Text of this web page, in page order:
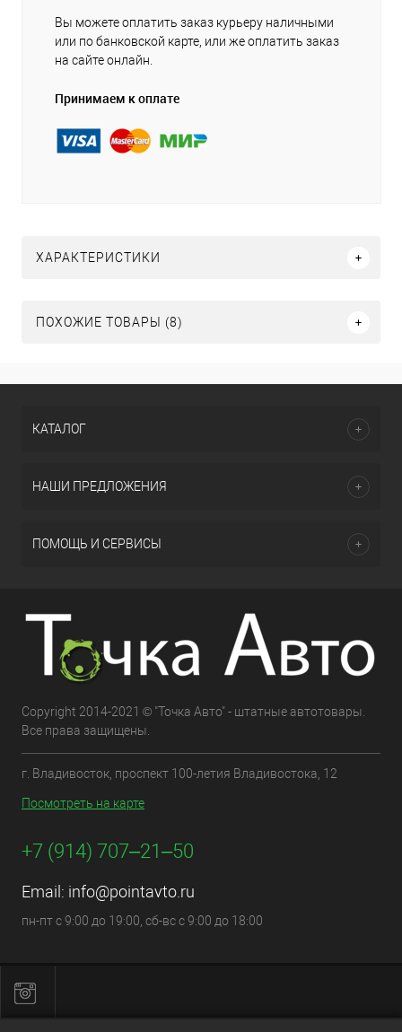
Вы можете оплатить заказ курьеру наличными
или по банковской карте, или же оплатить заказ
на сайте онлайн.
Принимаем к оплате
ХАРАКТЕРИСТИКИ
ПОХОЖИЕ ТОВАРЫ (8)
КАТАЛОГ
НАШИ ПРЕДЛОЖЕНИЯ
ПОМОЩЬ И СЕРВИСЫ
Copyright 2014-2021 © "Точка Авто" - штатные автотовары.
Все права защищены.
г. Владивосток, проспект 100-летия Владивостока, 12
Посмотреть на карте
+7 (914) 707‒21‒50
Email: info@pointavto.ru
пн-пт с 9:00 до 19:00, сб-вс с 9:00 до 18:00